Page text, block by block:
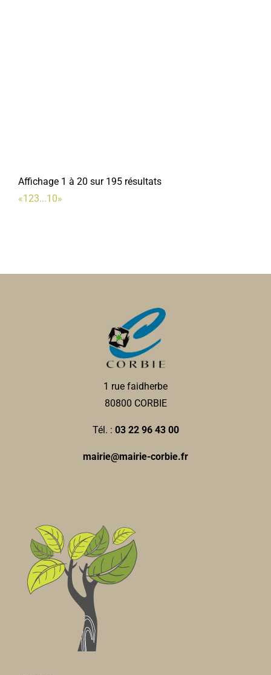
Affichage 1 à 20 sur 195 résultats
«123...10»
1 rue faidherbe
80800 CORBIE
Tél. : 03 22 96 43 00
mairie@mairie-corbie.fr